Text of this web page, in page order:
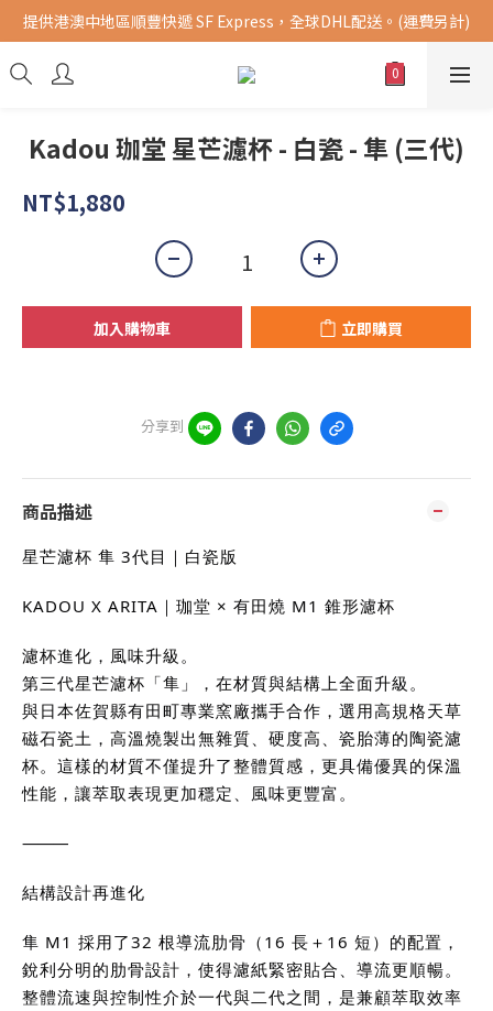
購買指定商品，滿千元免運費 (限台灣地區)
提供港澳中地區順豐快遞 SF Express，全球DHL配送。(運費另計)
購買指定商品，滿千元免運費 (限台灣地區)
Kadou 珈堂 星芒濾杯 - 白瓷 - 隼 (三代)
NT$1,880
加入購物車 立即購買
分享到
商品描述
星芒濾杯 隼 3代目｜白瓷版
KADOU X ARITA｜珈堂 × 有田燒 M1 錐形濾杯
濾杯進化，風味升級。
第三代星芒濾杯「隼」，在材質與結構上全面升級。
與日本佐賀縣有田町專業窯廠攜手合作，選用高規格天草
磁石瓷土，高溫燒製出無雜質、硬度高、瓷胎薄的陶瓷濾
杯。這樣的材質不僅提升了整體質感，更具備優異的保溫
性能，讓萃取表現更加穩定、風味更豐富。
⸻
結構設計再進化
隼 M1 採用了32 根導流肋骨（16 長＋16 短）的配置，
銳利分明的肋骨設計，使得濾紙緊密貼合、導流更順暢。
整體流速與控制性介於一代與二代之間，是兼顧萃取效率